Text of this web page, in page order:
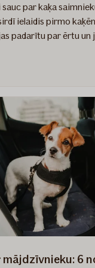
par kaķa
ielaidis pirmo
padarītu par ērtu un
mājdzīvnieku: 6